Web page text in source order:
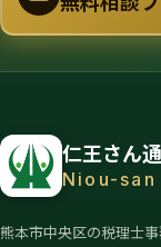
仁王さん
Niou-
熊本市中央区の税理士